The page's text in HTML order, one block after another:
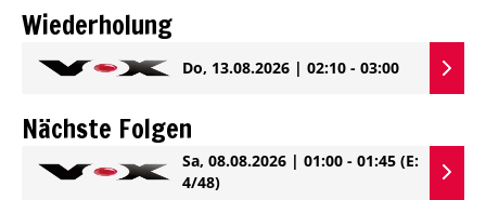
Wiederholung
Do, 13.08.2026 | 02:10 - 03:00
Nächste Folgen
Sa, 08.08.2026 | 01:00 - 01:45 (E:
4/48)